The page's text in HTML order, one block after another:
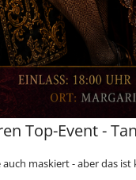
Top-Event -
auch maskiert - aber das